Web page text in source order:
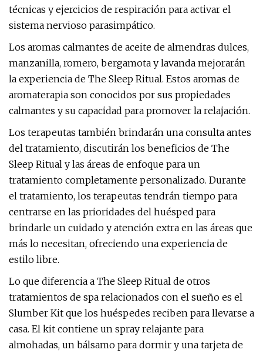
técnicas y ejercicios de respiración para activar el
sistema nervioso parasimpático.
Los aromas calmantes de aceite de almendras dulces,
manzanilla, romero, bergamota y lavanda mejorarán
la experiencia de The Sleep Ritual. Estos aromas de
aromaterapia son conocidos por sus propiedades
calmantes y su capacidad para promover la relajación.
Los terapeutas también brindarán una consulta antes
del tratamiento, discutirán los beneficios de The
Sleep Ritual y las áreas de enfoque para un
tratamiento completamente personalizado. Durante
el tratamiento, los terapeutas tendrán tiempo para
centrarse en las prioridades del huésped para
brindarle un cuidado y atención extra en las áreas que
más lo necesitan, ofreciendo una experiencia de
estilo libre.
Lo que diferencia a The Sleep Ritual de otros
tratamientos de spa relacionados con el sueño es el
Slumber Kit que los huéspedes reciben para llevarse a
casa. El kit contiene un spray relajante para
almohadas, un bálsamo para dormir y una tarjeta de